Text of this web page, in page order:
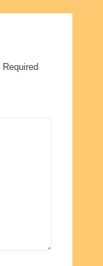
Required